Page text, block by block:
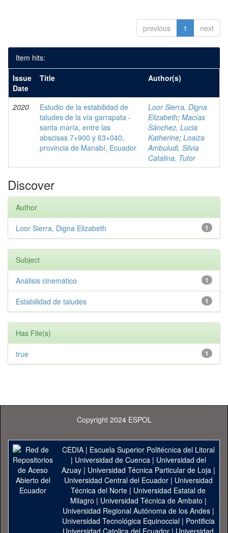
previous 1 next
Item hits:
Issue
Date
Title Author(s)
2020
Estudio de la estabilidad de
taludes de la vía garrapata -
santa maría, entre las
abscisas 7+900 y 63+040,
provincia de Manabí, Ecuador
Loor Sierra, Digna
Elizabeth; Macías
Sánchez, Lucia
Katherine; Loaiza
Ambuludi, Silvia
Catalina, Tutor
Discover
Author
1
Loor Sierra, Digna Elizabeth
Subject
1
Análisis cinemático
1
Estabilidad de taludes
Has File(s)
1
true
Copyright 2024 ESPOL
CEDIA| Escuela Superior Politécnica del Litoral
| Universidad de Cuenca| Universidad del
Azuay| Universidad Técnica Particular de Loja|
Universidad Central del Ecuador| Universidad
Técnica del Norte | Universidad Estatal de
Milagro | Universidad Técnica de Ambato |
Universidad Regional Autónoma de los Andes|
Universidad Tecnológica Equinoccial| Pontificia
Universidad Catolica del Ecuador | Universidad